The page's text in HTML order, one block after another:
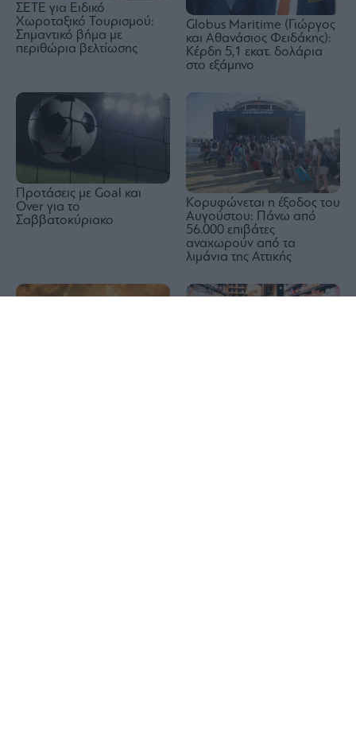
ΣΕΤΕ για Ειδικό
Χωροταξικό Τουρισμού:
Σημαντικό βήμα με
περιθώρια βελτίωσης
Globus Maritime (Γιώργος
και Αθανάσιος Φειδάκης):
Κέρδη 5,1 εκατ. δολάρια
στο εξάμηνο
Προτάσεις με Goal και
Over για το
Σαββατοκύριακο
Κορυφώνεται η έξοδος του
Αυγούστου: Πάνω από
56.000 επιβάτες
αναχωρούν από τα
λιμάνια της Αττικής